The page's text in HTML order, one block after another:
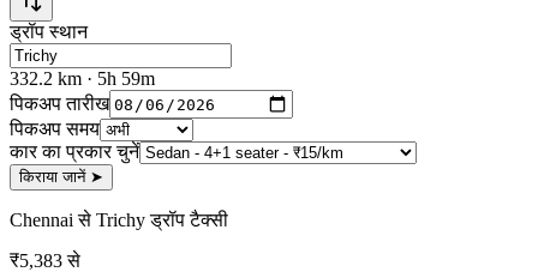
ड्रॉप स्थान
332.2 km · 5h 59m
पिकअप तारीख
पिकअप समय
कार का प्रकार चुनें
किराया जानें➤
Chennai से Trichy ड्रॉप टैक्सी
₹5,383 से